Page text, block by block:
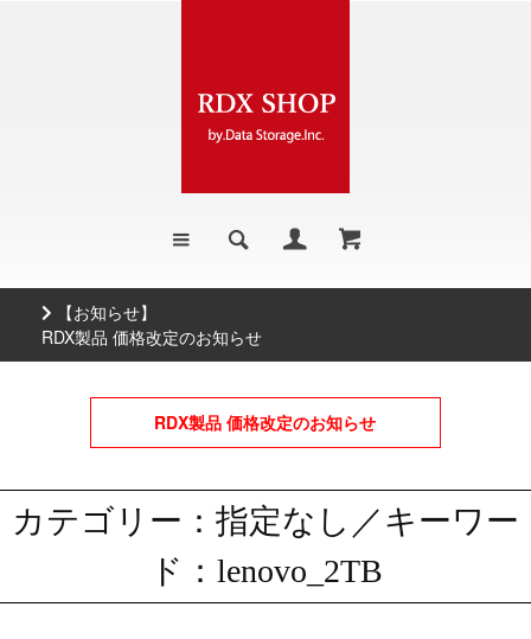
【お知らせ】
RDX製品 価格改定のお知らせ
RDX製品 価格改定のお知らせ
カテゴリー：指定なし／キーワー
ド：lenovo_2TB